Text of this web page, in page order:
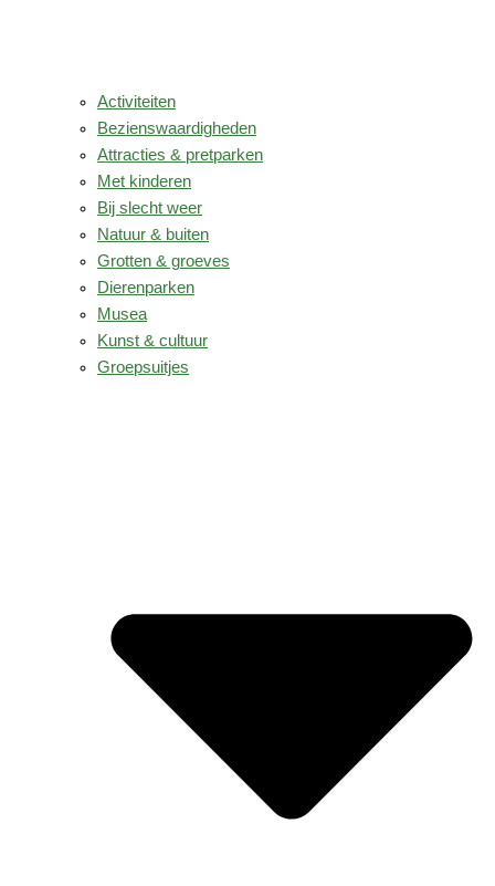
Activiteiten
Bezienswaardigheden
Attracties & pretparken
Met kinderen
Bij slecht weer
Natuur & buiten
Grotten & groeves
Dierenparken
Musea
Kunst & cultuur
Groepsuitjes